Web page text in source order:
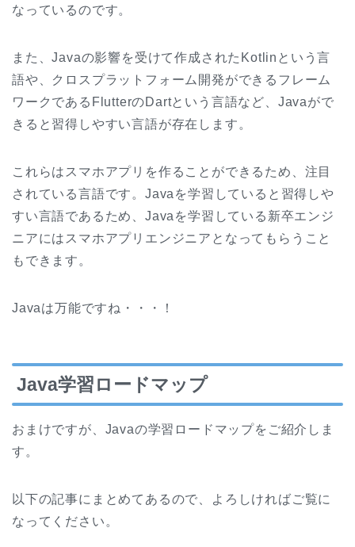
なっているのです。
また、Javaの影響を受けて作成されたKotlinという言
語や、クロスプラットフォーム開発ができるフレーム
ワークであるFlutterのDartという言語など、Javaがで
きると習得しやすい言語が存在します。
これらはスマホアプリを作ることができるため、注目
されている言語です。Javaを学習していると習得しや
すい言語であるため、Javaを学習している新卒エンジ
ニアにはスマホアプリエンジニアとなってもらうこと
もできます。
Javaは万能ですね・・・！
Java学習ロードマップ
おまけですが、Javaの学習ロードマップをご紹介しま
す。
以下の記事にまとめてあるので、よろしければご覧に
なってください。